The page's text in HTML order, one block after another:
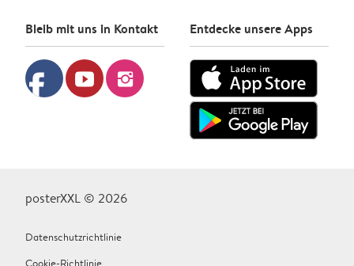
Bleib mit uns in Kontakt
facebook youtube instagram
Entdecke unsere Apps
posterXXL © 2026
Datenschutzrichtlinie
Cookie-Richtlinie